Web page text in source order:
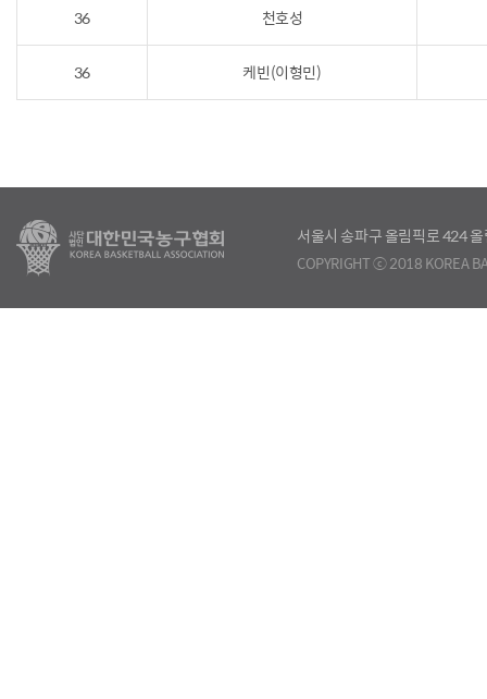
36 천호성
36 케빈(이형민)
서울시 송파구 올림픽로 424
COPYRIGHT ⓒ 2018 KOREA